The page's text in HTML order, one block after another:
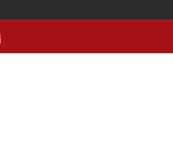
Ett bra sätt att ha